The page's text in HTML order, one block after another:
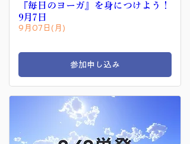
『毎日のヨーガ』を身につけよう！
9月7日
9月07日(月)
参加申し込み